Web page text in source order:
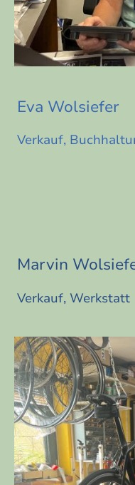
Eva Wolsiefer
Verkauf,
Marvin
Verkauf, Werkstatt